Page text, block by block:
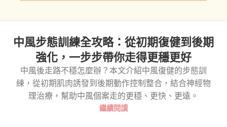
中風步態訓練全攻略：從初期復健到後期
強化，一步步帶你走得更穩更好
中風後走路不穩怎麼辦？本文介紹中風復健的步態訓
練，從初期肌肉誘發到後期動作控制整合，結合神經物
理治療，幫助中風個案走的更穩、更快、更遠。
繼續閱讀